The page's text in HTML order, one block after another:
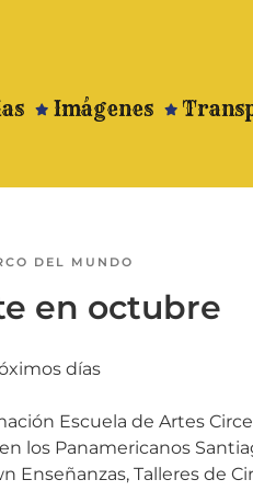
Imágenes
DEL MUNDO
en octubre
días
Escuela de Artes
los Panamericanos
Enseñanzas, Talleres de